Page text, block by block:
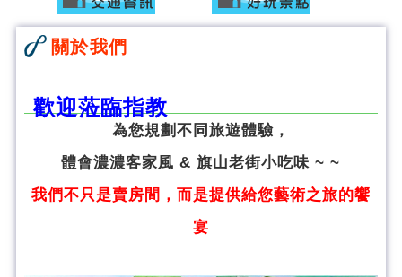
關於我們
歡迎蒞臨指教
為您規劃不同旅遊體驗，
體會濃濃客家風 & 旗山老街小吃味 ~ ~
我們不只是賣房間，而是提供給您藝術之旅的饗
宴